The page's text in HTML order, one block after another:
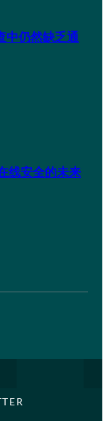
中仍然缺乏通
线安全的未来